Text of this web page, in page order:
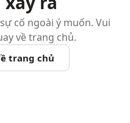
cố ngoài ý muốn. Vui
về trang chủ.
trang chủ